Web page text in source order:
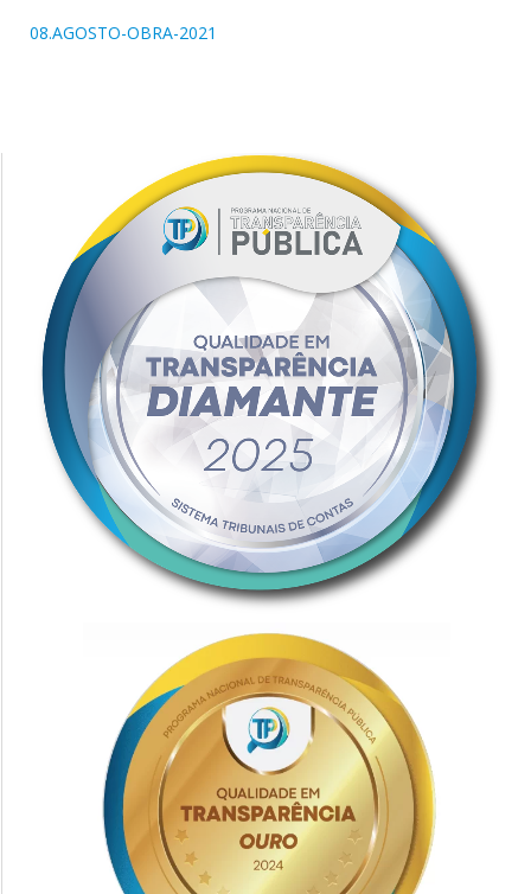
08.AGOSTO-OBRA-2021